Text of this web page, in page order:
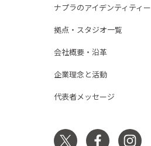
ナプラのアイデンティティー
拠点・スタジオ一覧
会社概要・沿革
企業理念と活動
代表者メッセージ